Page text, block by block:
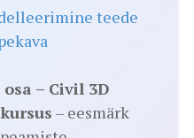
teede
– Civil 3D
– eesmärk